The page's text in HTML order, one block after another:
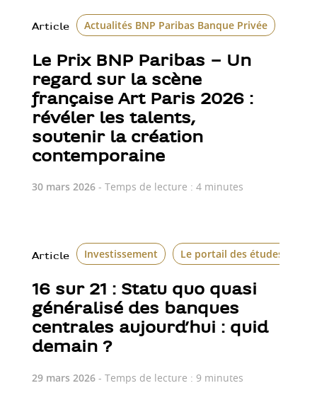
Article Actualités BNP Paribas Banque Privée
Le Prix BNP Paribas – Un
regard sur la scène
française Art Paris 2026 :
révéler les talents,
soutenir la création
contemporaine
30 mars 2026- Temps de lecture : 4 minutes
Article Investissement Le portail des études
16 sur 21 : Statu quo quasi
généralisé des banques
centrales aujourd’hui : quid
demain ?
29 mars 2026- Temps de lecture : 9 minutes